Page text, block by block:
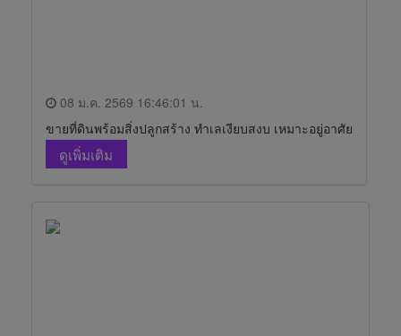
08 ม.ค. 2569 16:46:01 น.
ขายที่ดินพร้อมสิ่งปลูกสร้าง ทำเลเงียบสงบ เหมาะอยู่อาศัย
ดูเพิ่มเติม